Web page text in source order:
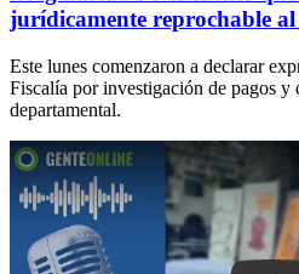
jurídicamente reprochable al
Este lunes comenzaron a declarar
Fiscalía por investigación de pagos y
departamental.